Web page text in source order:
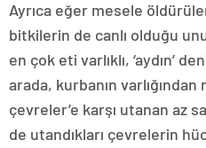
Ayrıca eğer mesele
bitkilerin de canlı olduğu
en çok eti varlıklı, ‘aydın’
arada, kurbanın varlığından
çevreler’e karşı utanan az
de utandıkları çevrelerin